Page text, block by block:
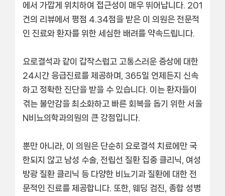
에서 가깝게 위치하여 접근성이 매우 뛰어납니다. 201
건의 리뷰에서 평점 4.34점을 받은 이 의원은 전문적
인 진료와 환자를 위한 세심한 배려를 약속드립니다.
요로결석과 같이 갑작스럽고 고통스러운 증상에 대한
24시간 응급진료를 제공하며, 365일 언제든지 신속
하고 정확한 진단을 받을 수 있습니다. 이는 환자들이
겪는 불안감을 최소화하고 빠른 회복을 돕기 위한 서울
N비뇨의학과의원의 큰 강점입니다.
뿐만 아니라, 이 의원은 단순히 요로결석 치료에만 국
한되지 않고 남성 수술 전립선 질환 집중 클리닉
여성
방광 질환 클리닉 등 다양한 비뇨기과 질환에 대한 전
문적인 진료를 제공합니다. 또한, 웨딩 검진
종합 성병